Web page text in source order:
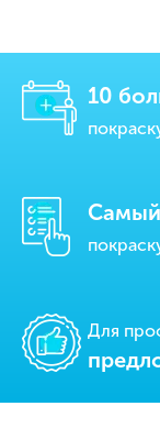
10
Для